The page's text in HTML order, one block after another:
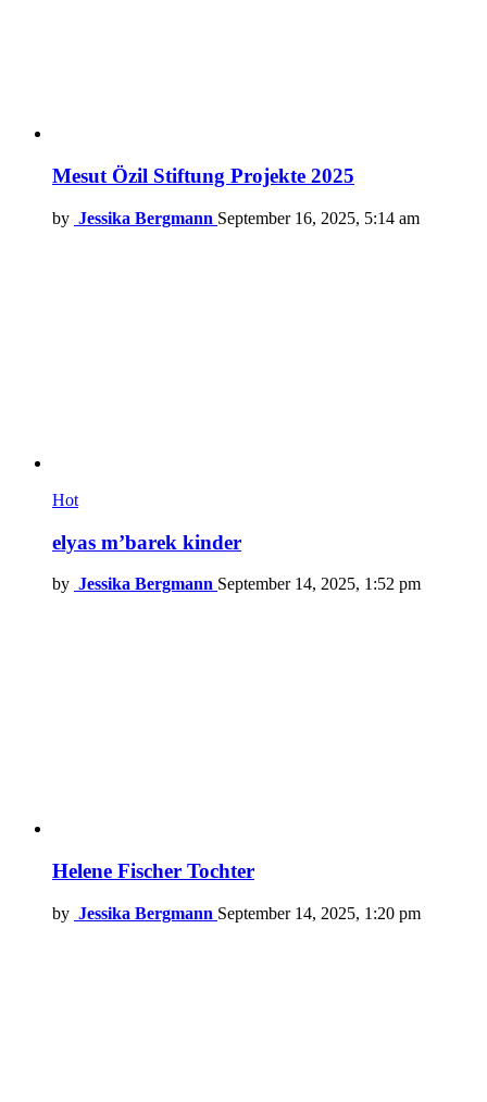
Mesut Özil Stiftung Projekte 2025
by Jessika Bergmann September 16, 2025, 5:14 am
Hot
elyas m’barek kinder
by Jessika Bergmann September 14, 2025, 1:52 pm
Helene Fischer Tochter
by Jessika Bergmann September 14, 2025, 1:20 pm